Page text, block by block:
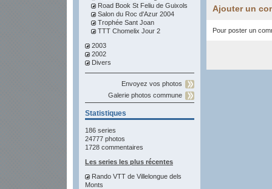
Road Book St Feliu de Guixols
Salon du Roc d'Azur 2004
Trophée Sant Joan
TTT Chomelix Jour 2
2003
2002
Divers
Envoyez vos photos
Galerie photos commune
Statistiques
186 series
24777 photos
1728 commentaires
Les series les plus récentes
Rando VTT de Villelongue dels
Monts
Ajouter un
Pour poster un